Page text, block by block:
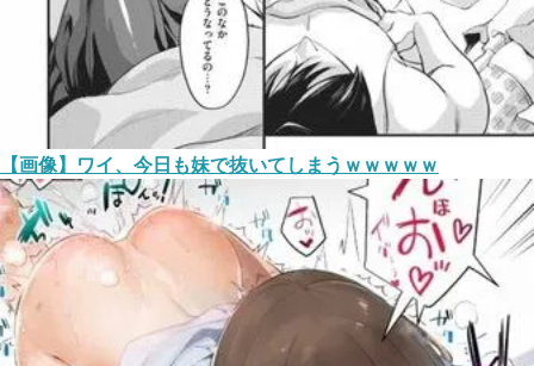
【画像】ワイ、今日も妹で抜いてしまうｗｗｗｗｗ